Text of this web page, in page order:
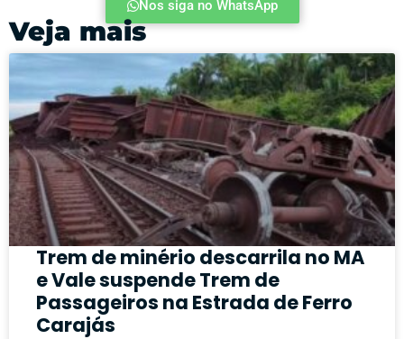
Nos siga no WhatsApp
Veja mais
Trem de minério descarrila no MA
e Vale suspende Trem de
Passageiros na Estrada de Ferro
Carajás